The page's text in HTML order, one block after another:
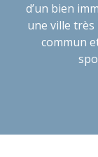
d’un bien
une ville
commun